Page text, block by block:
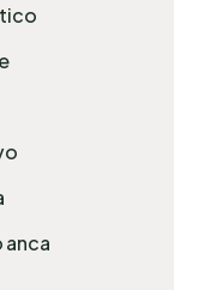
anca